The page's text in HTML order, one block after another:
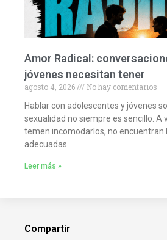
Amor Radical:
jóvenes necesitan tener
agosto 4, 2026
No hay comentarios
Hablar con adolescentes y jóvenes
sexualidad no siempre es sencillo. A
temen incomodarlos, no encuentran
adecuadas
Leer más »
Compartir